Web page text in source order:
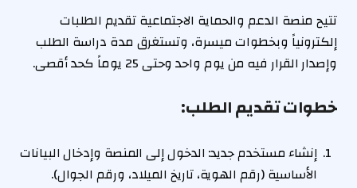
تتيح منصة الدعم والحماية الاجتماعية تقديم الطلبات
إلكترونياً وبخطوات ميسرة، وتستغرق مدة دراسة الطلب
وإصدار القرار فيه من يوم واحد وحتى 25 يوماً كحد أقصى.
خطوات تقديم الطلب:
إنشاء مستخدم جديد: الدخول إلى المنصة وإدخال البيانات
الأساسية (رقم الهوية، تاريخ الميلاد، ورقم الجوال).